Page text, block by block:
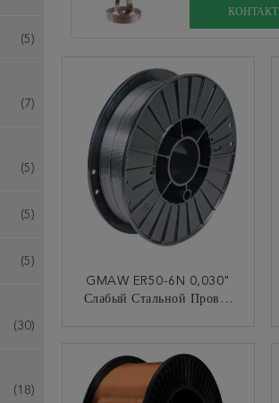
(5)
(7)
(5)
(5)
(5)
(30)
(18)
КОНТАКТ
GMAW ER50-6N 0,030"
Слабый Стальной Провод